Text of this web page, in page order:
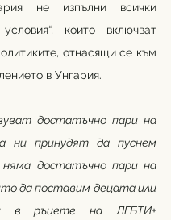
не изпълни всички
които включват
отнасящи се към
в Унгария.
достатъчно пари на
ни принудят да пуснем
достатъчно пари на
да поставим децата или
в ръцете на ЛГБТИ+